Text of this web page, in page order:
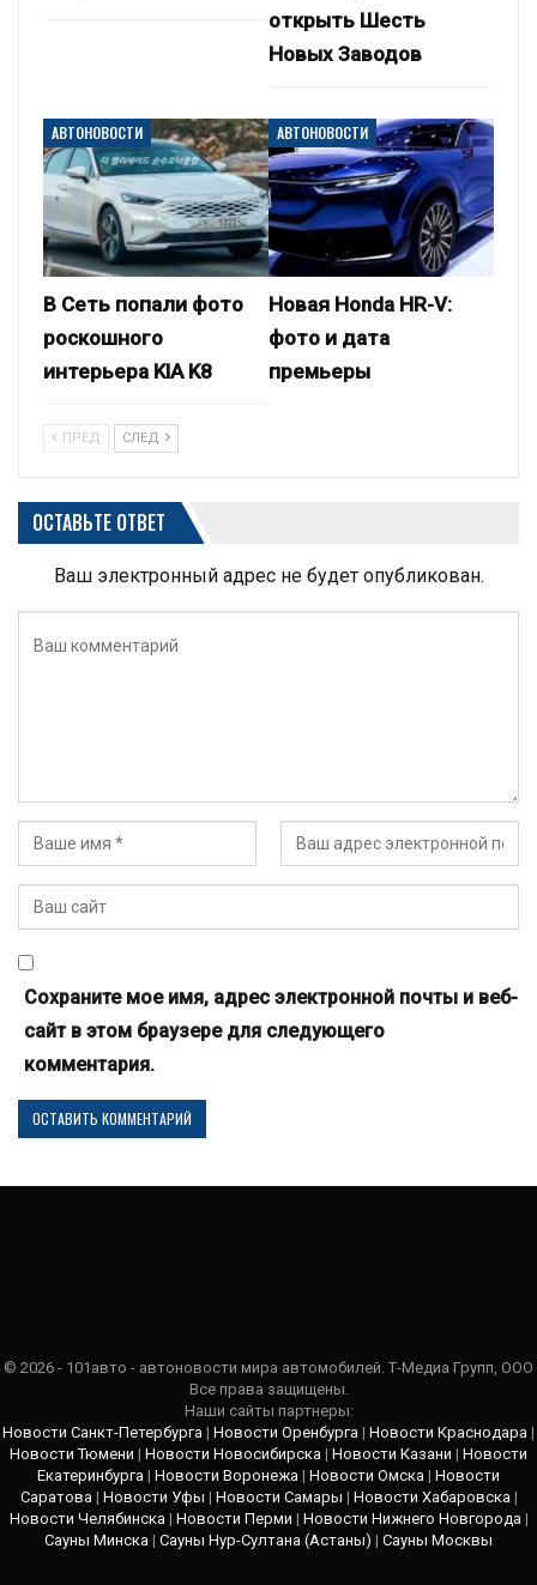
открыть Шесть
Новых Заводов
АВТОНОВОСТИ
В Сеть попали фото
роскошного
интерьера KIA K8
АВТОНОВОСТИ
Новая Honda HR-V:
фото и дата
премьеры
ПРЕД СЛЕД
ОСТАВЬТЕ ОТВЕТ
Ваш электронный адрес не будет опубликован.
Сохраните мое имя, адрес электронной почты и веб-
сайт в этом браузере для следующего
комментария.
© 2026 - 101авто - автоновости мира автомобилей. Т-Медиа Групп, ООО
Все права защищены.
Наши сайты партнеры:
Новости Санкт-Петербурга | Новости Оренбурга | Новости Краснодара |
Новости Тюмени | Новости Новосибирска | Новости Казани | Новости
Екатеринбурга | Новости Воронежа | Новости Омска | Новости
Саратова| Новости Уфы | Новости Самары | Новости Хабаровска|
Новости Челябинска| Новости Перми | Новости Нижнего Новгорода|
Сауны Минска | Сауны Нур-Султана (Астаны) | Сауны Москвы